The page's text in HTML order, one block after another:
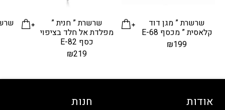
שרשרת ” מגן דוד
קלאסית ” מכסף E-68
₪199
שרשרת ” חנית ”
מפלדת אל חלד בציפוי
כסף E-82
₪219
אודות חנות